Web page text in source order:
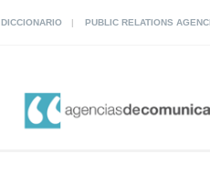
DICCIONARIO PUBLIC RELATIONS